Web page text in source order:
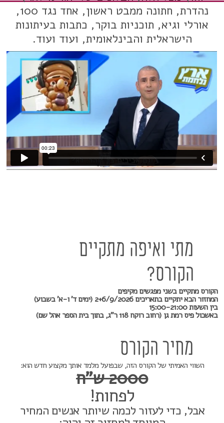
נהדרת, חתונה ממבט ראשון, אחד נגד 100,
אורלי וגיא, תוכניות בוקר, כתבות בעיתונות
הישראלית והבינלאומית, ועוד ועוד.
מתי ואיפה מתקיים
הקורס?
הקורס מתקיים בשני מפגשים מקיפים
המחזור הבא יתקיים בתאריכים 2+6/9/2026 (ימים ד' ו-א' בשבוע)
בין השעות 15:00-21:00
באשכול פיס רמת גן (רחוב רוקח 118 ר"ג, בתוך בית הספר אהל שם)
מחיר הקורס
השווי האמיתי של הקורס הזה, שבפועל מלמד אותך מקצוע חדש הוא:
2000 ש"ח
לפחות!
אבל, כדי לעזור לכמה שיותר אנשים המחיר